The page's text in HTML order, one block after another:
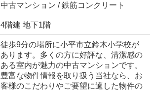
中古マンション / 鉄筋コンクリート
4階建 地下1階
徒歩9分の場所に小平市立鈴木小学校が
あります。多くの方に好評な、清潔感の
ある室内が魅力の中古マンションです。
豊富な物件情報を取り扱う当社なら、お
客様のこだわりやご要望に適した物件の